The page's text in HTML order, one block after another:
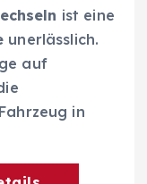
ist eine
unerlässlich.
auf
in